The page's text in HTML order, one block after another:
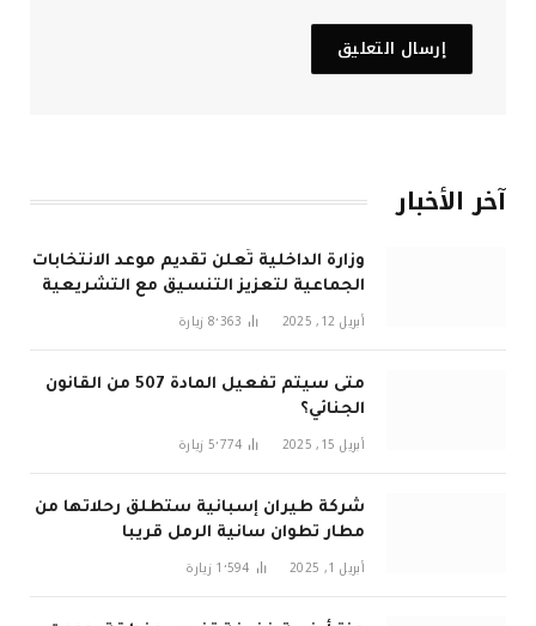
آخر الأخبار
وزارة الداخلية تُعلن تقديم موعد الانتخابات
الجماعية لتعزيز التنسيق مع التشريعية
في 2026
أبريل 12, 2025 8٬363 زيارة
متى سيتم تفعيل المادة 507 من القانون
الجنائي؟
أبريل 15, 2025 5٬774 زيارة
شركة طيران إسبانية ستطلق رحلاتها من
مطار تطوان سانية الرمل قريبا
أبريل 1, 2025 1٬594 زيارة